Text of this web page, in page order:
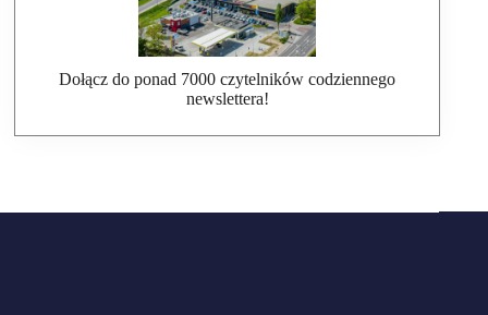
Dołącz do ponad 7000 czytelników codziennego
newslettera!